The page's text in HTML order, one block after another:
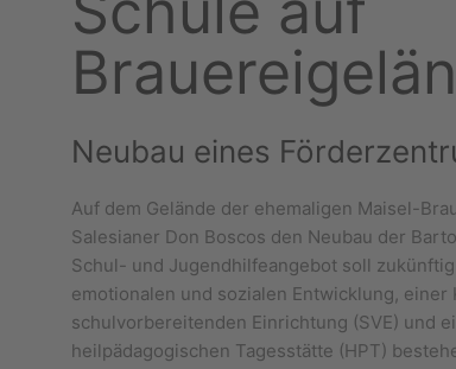
Neubau eines
Auf dem Gelände der ehemaligen Maisel-
Salesianer Don Boscos den Neubau der
Schul- und Jugendhilfeangebot soll
emotionalen und sozialen Entwicklung, einer
schulvorbereitenden Einrichtung (SVE) und
heilpädagogischen Tagesstätte (HPT)